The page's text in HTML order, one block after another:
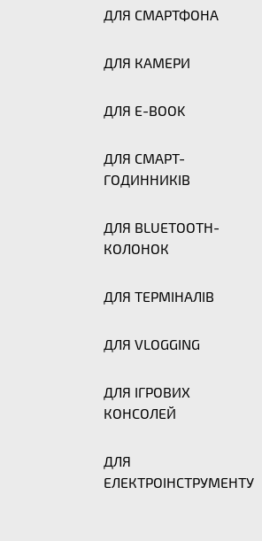
ДЛЯ СМАРТФОНА
ДЛЯ КАМЕРИ
ДЛЯ E-BOOK
ДЛЯ СМАРТ-
ГОДИННИКІВ
ДЛЯ BLUETOOTH-
КОЛОНОК
ДЛЯ ТЕРМІНАЛІВ
ДЛЯ VLOGGING
ДЛЯ ІГРОВИХ
КОНСОЛЕЙ
ДЛЯ
ЕЛЕКТРОІНСТРУМЕНТУ